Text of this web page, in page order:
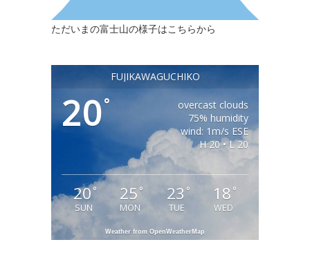
ただいまの富士山の様子はこちらから
FUJIKAWAGUCHIKO
20°
overcast clouds
75% humidity
wind: 1m/s ESE
H 20 • L 20
20 °
SUN
25 °
MON
23°
TUE
18 °
WED
Weather from OpenWeatherMap